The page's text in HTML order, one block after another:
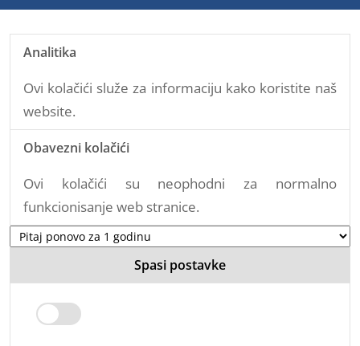
Analitika
Ovi kolačići služe za informaciju kako koristite naš
website.
Obavezni kolačići
Ovi kolačići su neophodni za normalno
funkcionisanje web stranice.
Spasi postavke